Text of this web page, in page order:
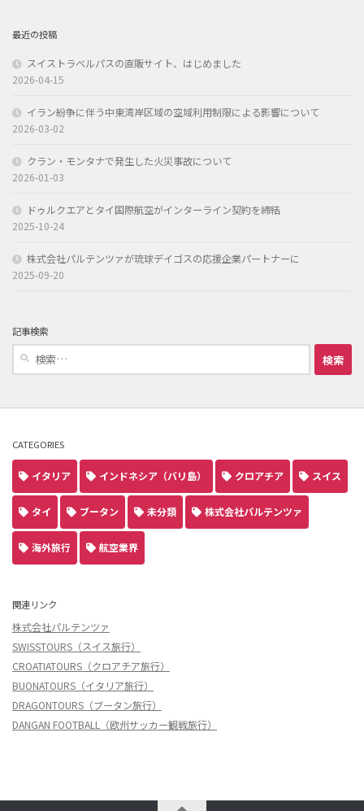
最近の投稿
スイストラベルパスの直販サイト、はじめました
2026-04-15
イラン紛争に伴う中東湾岸区域の空域利用制限による影響について
2026-03-02
クラン・モンタナで発生した火災事故について
2026-01-03
ドゥルクエアとタイ国際航空がインターライン契約を締結
2025-10-24
株式会社パルテンツァが琉球デイゴスの応援企業パートナーに
2025-09-20
記事検索
CATEGORIES
イタリア インドネシア（バリ島） クロアチア スイス
タイ ブータン 未分類 株式会社パルテンツァ
海外旅行 航空業界
関連リンク
株式会社パルテンツァ
SWISSTOURS（スイス旅行）
CROATIATOURS（クロアチア旅行）
BUONATOURS（イタリア旅行）
DRAGONTOURS（ブータン旅行）
DANGAN FOOTBALL（欧州サッカー観戦旅行）